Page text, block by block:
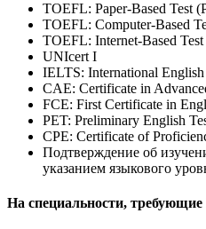
TOEFL: Paper-Based Test
TOEFL: Computer-Based
TOEFL: Internet-Based
UNIcert I
IELTS: International
CAE: Certificate in
FCE: First Certificate in
PET: Preliminary English
CPE: Certificate of
Подтверждение об
указанием языкового
На специальности,